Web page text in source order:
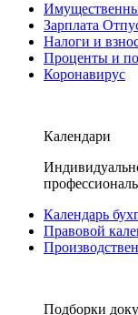
Зарплата
Налоги и
Проценты и
Коронавирус
Календари
Календарь
Правовой
Подборки